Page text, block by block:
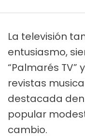
La televisión
entusiasmo,
“Palmarés
revistas
destacada
popular
cambio.